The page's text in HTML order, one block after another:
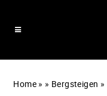
Home » » Bergsteigen »